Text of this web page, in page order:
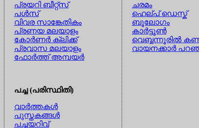
പ്രയറി ബീറ്റ്സ്
പള്‍സ്
വിവര സാങ്കേതികം
പ്രണയ മലയാളം
കോര്‍ണര്‍ ക്ലിക്ക്
പ്രവാസ മലയാളം
ഫോര്‍ത്ത് അമ്പയര്‍
പച്ച (പരിസ്ഥിതി)
വാര്‍ത്തകള്‍
പുസ്തകങ്ങള്‍
പച്ചയറിവ്
ചരമം
ഹെല്പ് ഡെസ്ക്
ബൂലോഗം
കാര്‍ട്ടൂണ്‍
വെബ്ബന്നൂരില്‍
വായനക്കാര്‍